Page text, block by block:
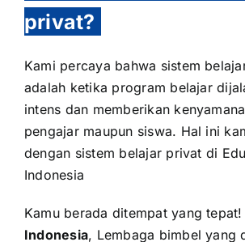
privat?
Kami percaya bahwa sistem
adalah ketika program belajar
intens dan memberikan
pengajar maupun siswa. Hal ini
dengan sistem belajar privat di
Indonesia
Kamu berada ditempat yang tepat!
Indonesia, Lembaga bimbel yang